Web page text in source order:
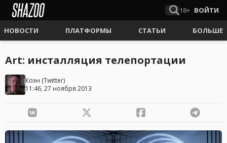
18+ ВОЙТИ
НОВОСТИ ПЛАТФОРМЫ СТАТЬИ БОЛЬШЕ
Art: инсталляция телепортации
Коэн (Twitter)
11:46, 27 ноября 2013